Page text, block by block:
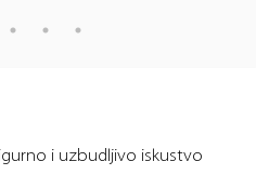
i uzbudljivo iskustvo